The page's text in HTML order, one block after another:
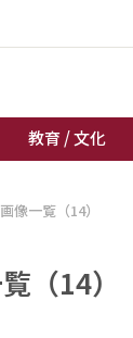
教育 / 文化
経済 / ビジネス
教育 / 文化
画像一覧（14）
（14）